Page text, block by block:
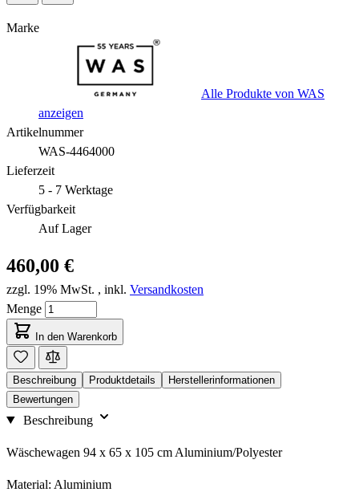
Marke
Alle Produkte von WAS
anzeigen
Artikelnummer
WAS-4464000
Lieferzeit
5 - 7 Werktage
Verfügbarkeit
Auf Lager
460,00 €
zzgl. 19% MwSt. , inkl. Versandkosten
Menge
In den Warenkorb
Beschreibung Produktdetails
Herstellerinformationen
Bewertungen
Beschreibung
Wäschewagen 94 x 65 x 105 cm Aluminium/Polyester
Material: Aluminium